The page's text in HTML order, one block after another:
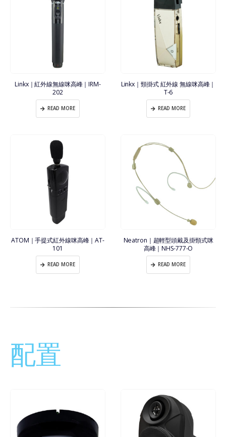
Linkx｜紅外線無線咪高峰｜IRM-
202
READ MORE
Linkx｜頸掛式 紅外線 無線咪高峰｜
T-6
READ MORE
ATOM｜手提式紅外線咪高峰｜AT-
101
READ MORE
Neatron｜超輕型頭戴及掛頸式咪
高峰｜NHS-777-O
READ MORE
配置